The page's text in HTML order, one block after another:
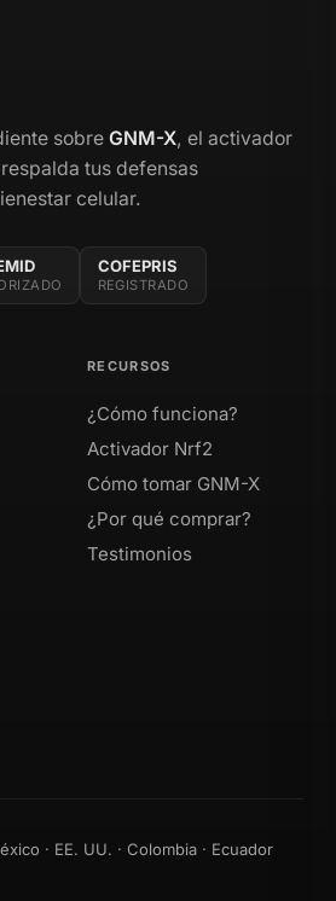
sobre GNM-X, el activador
tus defensas
celular.
COFEPRIS
REGISTRADO
RECURSOS
¿Cómo funciona?
Activador Nrf2
Cómo tomar GNM-X
¿Por qué comprar?
Testimonios
· EE. UU. · Colombia · Ecuador